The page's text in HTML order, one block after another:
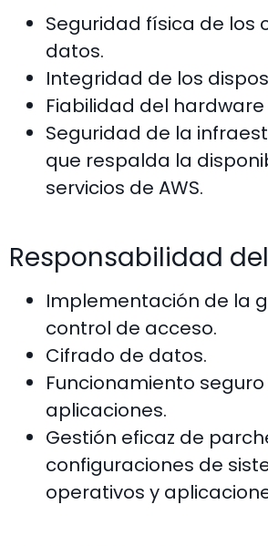
Seguridad física de los
datos.
Integridad de los
Fiabilidad del
Seguridad de la
que respalda la
servicios de AWS.
Responsabilidad
Implementación de la
control de acceso.
Cifrado de datos.
Funcionamiento
aplicaciones.
Gestión eficaz de
configuraciones de
operativos y